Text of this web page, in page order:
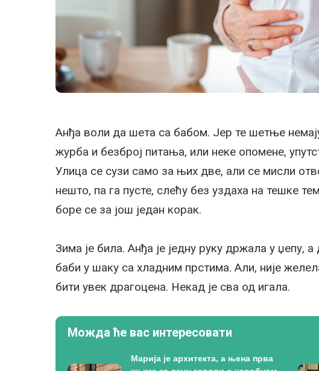
Анђа воли да шета са бабом. Јер те шетње
журба и безброј питања, или неке опомене,
Улица се сузи само за њих две, али се мисли
нешто, па га пусте, слећу без уздаха на тешке
боре се за још један корак.
Зима је била. Анђа је једну руку држала у џепу, а
баби у шаку са хладним прстима. Али, није
бити увек драгоцена. Некад је сва од игала.
Можда ће вас интересовати
Марија је архитекта, а њена прва